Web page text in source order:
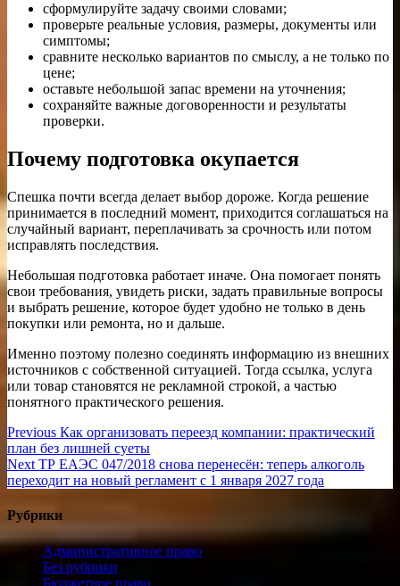
сформулируйте задачу своими словами;
проверьте реальные условия, размеры, документы или
симптомы;
сравните несколько вариантов по смыслу, а не только по
цене;
оставьте небольшой запас времени на уточнения;
сохраняйте важные договоренности и результаты
проверки.
Почему подготовка окупается
Спешка почти всегда делает выбор дороже. Когда решение
принимается в последний момент, приходится соглашаться на
случайный вариант, переплачивать за срочность или потом
исправлять последствия.
Небольшая подготовка работает иначе. Она помогает понять
свои требования, увидеть риски, задать правильные вопросы
и выбрать решение, которое будет удобно не только в день
покупки или ремонта, но и дальше.
Именно поэтому полезно соединять информацию из внешних
источников с собственной ситуацией. Тогда ссылка, услуга
или товар становятся не рекламной строкой, а частью
понятного практического решения.
Навигация
по
записям
Previous Previous
post:
Как организовать переезд компании: практический
план без лишней суеты
Next Next
post:
ТР ЕАЭС 047/2018 снова перенесён: теперь алкоголь
переходит на новый регламент с 1 января 2027 года
Рубрики
Административное право
Без рубрики
Бюджетное право